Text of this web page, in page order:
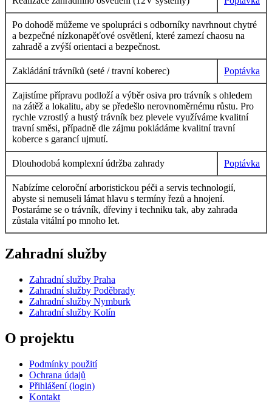
Po dohodě můžeme ve spolupráci s odborníky navrhnout chytré
a bezpečné nízkonapěťové osvětlení, které zamezí chaosu na
zahradě a zvýší orientaci a bezpečnost.
Zakládání trávníků (seté / travní koberec) Poptávka
Zajistíme přípravu podloží a výběr osiva pro trávník s ohledem
na zátěž a lokalitu, aby se předešlo nerovnoměrnému růstu. Pro
rychle vzrostlý a hustý trávník bez plevele využíváme kvalitní
travní směsi, případně dle zájmu pokládáme kvalitní travní
koberce s garancí ujmutí.
Dlouhodobá komplexní údržba zahrady Poptávka
Nabízíme celoroční arboristickou péči a servis technologií,
abyste si nemuseli lámat hlavu s termíny řezů a hnojení.
Postaráme se o trávník, dřeviny i techniku tak, aby zahrada
zůstala vitální po mnoho let.
Zahradní služby
Zahradní služby Praha
Zahradní služby Poděbrady
Zahradní služby Nymburk
Zahradní služby Kolín
O projektu
Podmínky použití
Ochrana údajů
Přihlášení (login)
Kontakt